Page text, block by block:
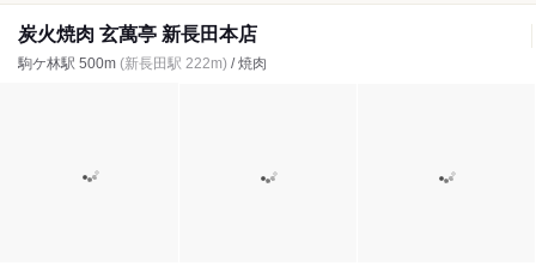
炭火焼肉 玄萬亭 新長田本店
駒ケ林駅 500m (新長田駅 222m) / 焼肉